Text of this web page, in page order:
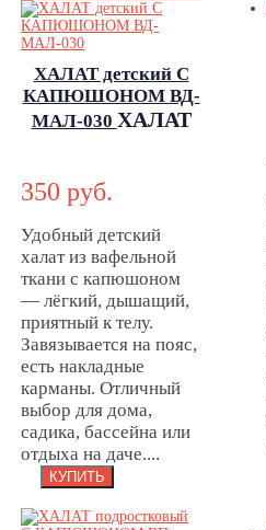
ХАЛАТ детский С
КАПЮШОНОМ ВД-
МАЛ-030 ХАЛАТ
ВД-МАЛ-030
350 руб.
Удобный детский
халат из вафельной
ткани с капюшоном
— лёгкий, дышащий,
приятный к телу.
Завязывается на пояс,
есть накладные
карманы. Отличный
выбор для дома,
садика, бассейна или
отдыха на даче....